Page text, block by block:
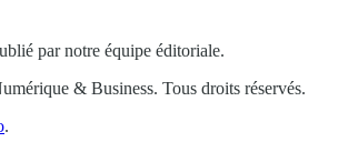
par notre équipe éditoriale.
& Business. Tous droits réservés.
.